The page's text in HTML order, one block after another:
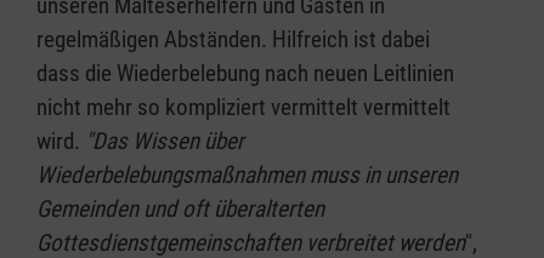
regelmäßigen Abständen. Hilfreich ist dabei
dass die Wiederbelebung nach neuen Leitlinien
nicht mehr so kompliziert vermittelt vermittelt
wird. "Das Wissen über
Wiederbelebungsmaßnahmen muss in unseren
Gemeinden und oft überalterten
Gottesdienstgemeinschaften verbreitet werden",